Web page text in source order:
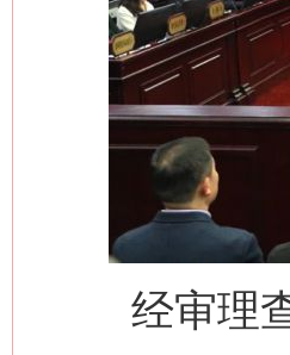
经审理查